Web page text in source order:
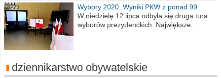
Wybory 2020. Wyniki PKW z ponad 99
procent obwodów
W niedzielę 12 lipca odbyła się druga tura
wyborów prezydenckich. Największe..
dziennikarstwo obywatelskie